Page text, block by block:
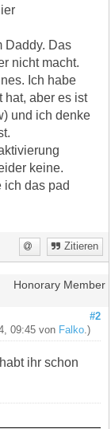
Daddy. Das
nicht macht.
Ich habe
hat, aber es ist
und ich denke
keine.
ich das pad
Zitieren
Honorary Member
#2
09:45 von Falko .)
habt ihr schon